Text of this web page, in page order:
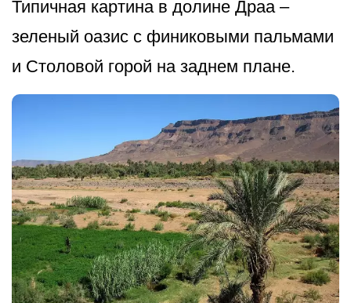
Типичная картина в долине Драа –
зеленый оазис с финиковыми пальмами
и Столовой горой на заднем плане.